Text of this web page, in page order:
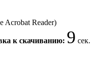
Acrobat Reader)
к скачиванию: 9 сек.